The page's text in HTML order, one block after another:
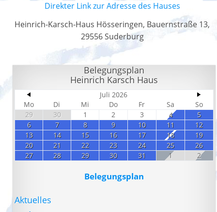
Direkter Link zur Adresse des Hauses
Heinrich-Karsch-Haus Hösseringen, Bauernstraße 13,
29556 Suderburg
Belegungsplan
Heinrich Karsch Haus
Juli 2026
Mo
Di Mi Do Fr Sa
So
29
30 1 2 3 4
5
6
7 8 9 10 11
12
13
14 15 16 17 18
19
20
21 22 23 24 25
26
27
28 29 30 31 1 2
Belegungsplan
Aktuelles